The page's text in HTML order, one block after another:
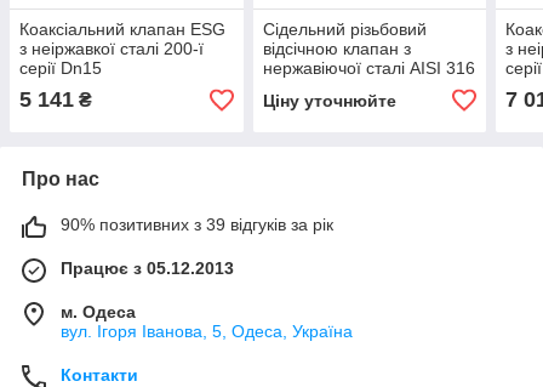
Коаксіальний клапан ESG
з неіржавкої сталі 200-ї
серії Dn15
5 141 ₴
Сідельний різьбовий
відсічною клапан з
нержавіючої сталі AISI 316
Ціну уточнюйте
з
7
Про нас
90% позитивних з 39 відгуків за рік
Працює з 05.12.2013
м. Одеса
вул. Ігоря Іванова, 5, Одеса, Україна
Контакти